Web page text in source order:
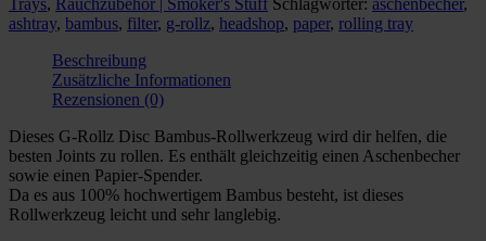
and
Ashtray
Innovativ
Menge
Trays, Rauchzubehör | Smoker's Stuff Schlagwörter: aschenbecher,
ashtray, bambus, filter, g-rollz, headshop, paper, rolling tray
Beschreibung
Zusätzliche Informationen
Rezensionen (0)
Dieses G-Rollz Disc Bambus-Rollwerkzeug wird dir helfen, die
besten Joints zu rollen. Es enthält gleichzeitig einen Aschenbecher
sowie einen Papier-Spender.
Da es aus 100% hochwertigem Bambus besteht, ist dieses
Rollwerkzeug leicht und sehr langlebig.